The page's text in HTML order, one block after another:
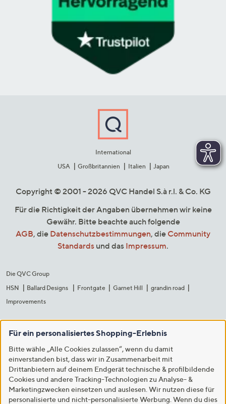
International
USA
Großbritannien Italien Japan
Copyright © 2001 - 2026 QVC Handel S.à r.l. & Co. KG
Für die Richtigkeit der Angaben übernehmen wir keine
Gewähr. Bitte beachte auch folgende
AGB, die Datenschutzbestimmungen, die Community
Standards und das Impressum.
Die QVC Group
HSN
Ballard Designs Frontgate Garnet Hill
grandin road
Improvements
Für ein personalisiertes Shopping-Erlebnis
Bitte wähle „Alle Cookies zulassen“, wenn du damit
einverstanden bist, dass wir in Zusammenarbeit mit
Drittanbietern auf deinem Endgerät technische & profilbildende
Cookies und andere Tracking-Technologien zu Analyse- &
Marketingzwecken einsetzen und auslesen. Wir nutzen diese für
personalisierte und nicht-personalisierte Werbung. Wenn du dies